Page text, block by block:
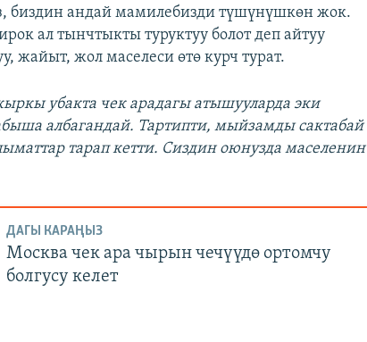
биздин андай мамилебизди түшүнүшкөн жок.
ал тынчтыкты туруктуу болот деп айтуу
жайыт, жол маселеси өтө курч турат.
убакта чек арадагы атышууларда эки
албагандай. Тартипти, мыйзамды сактабай
тарап кетти. Сиздин оюнузда маселенин
ДАГЫ КАРАҢЫЗ
Москва чек ара чырын чечүүдө ортомчу
болгусу келет